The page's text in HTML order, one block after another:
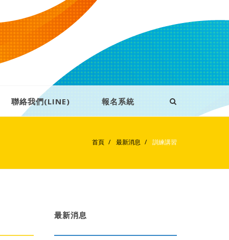
聯絡我們(LINE) 報名系統
首頁 最新消息 訓練講習
最新消息